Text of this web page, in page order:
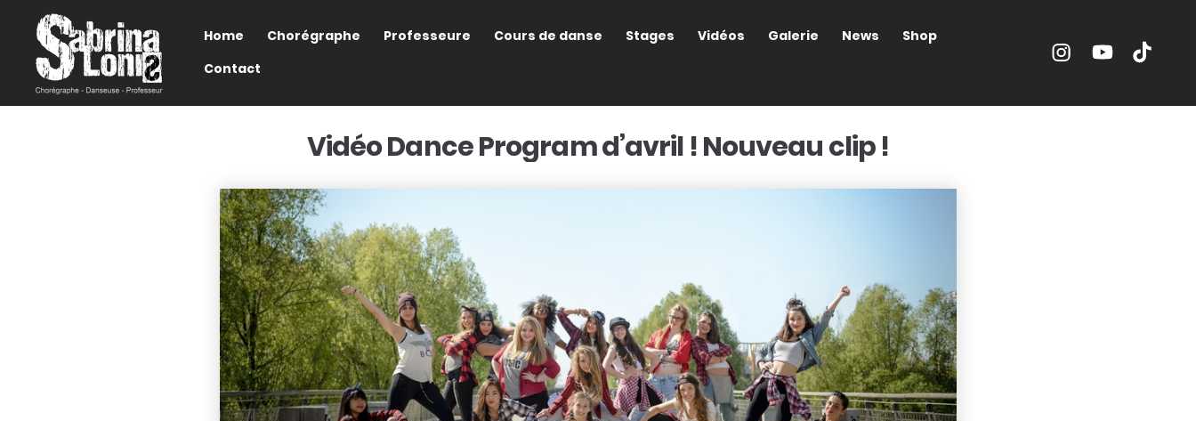
Home Chorégraphe Professeure Cours de danse Stages Vidéos Galerie News
Shop
Contact
Vidéo Dance Program d’avril ! Nouveau clip !